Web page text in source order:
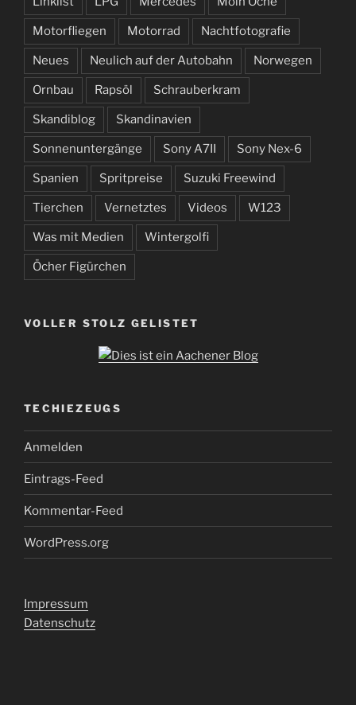
Motorfliegen Motorrad Nachtfotografie
Neues Neulich auf der Autobahn Norwegen
Ornbau Rapsöl Schrauberkram
Skandiblog Skandinavien
Sonnenuntergänge Sony A7II Sony Nex-6
Spanien Spritpreise Suzuki Freewind
Tierchen Vernetztes Videos W123
Was mit Medien Wintergolfi
Öcher Figürchen
VOLLER STOLZ GELISTET
TECHIEZEUGS
Anmelden
Eintrags-Feed
Kommentar-Feed
WordPress.org
Impressum
Datenschutz